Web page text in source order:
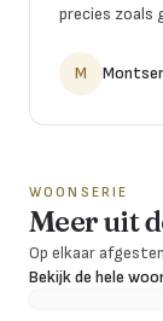
precies zoals
M
WOONSERIE
Meer uit
Op elkaar
Bekijk de hele